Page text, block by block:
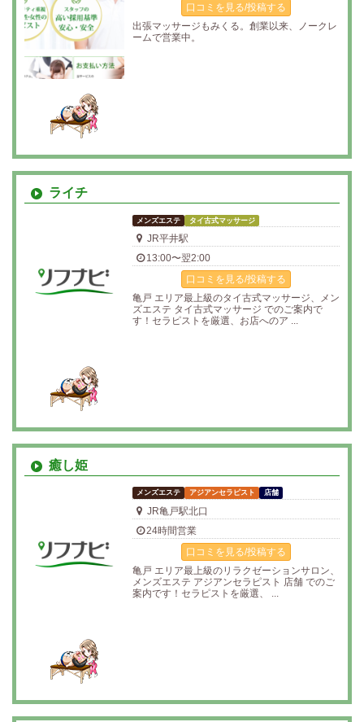
口コミを見る/投稿する
出張マッサージもみくる。創業以来、ノークレ
ームで営業中。
ライチ
メンズエステ タイ古式マッサージ
JR平井駅
13:00〜翌2:00
口コミを見る/投稿する
亀戸 エリア最上級のタイ古式マッサージ、メン
ズエステ タイ古式マッサージ でのご案内で
す！セラピストを厳選、お店へのア ...
癒し姫
メンズエステ アジアンセラピスト 店舗
JR亀戸駅北口
24時間営業
口コミを見る/投稿する
亀戸 エリア最上級のリラクゼーションサロン、
メンズエステ アジアンセラピスト 店舗 でのご
案内です！セラピストを厳選、 ...